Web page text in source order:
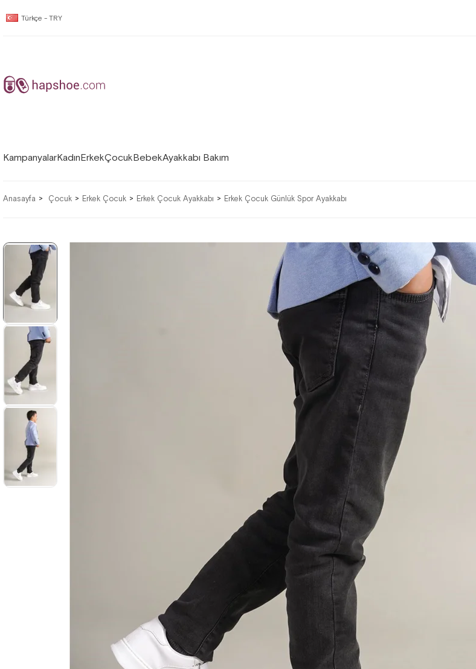
Türkçe - TRY
KampanyalarKadınErkekÇocukBebekAyakkabı Bakım
Anasayfa Çocuk Erkek Çocuk Erkek Çocuk Ayakkabı Erkek Çocuk Günlük Spor Ayakkabı